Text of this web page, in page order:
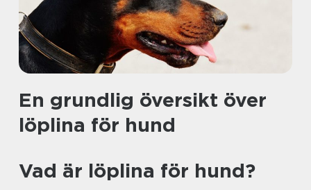
En grundlig översikt över
löplina för hund
Vad är löplina för hund?